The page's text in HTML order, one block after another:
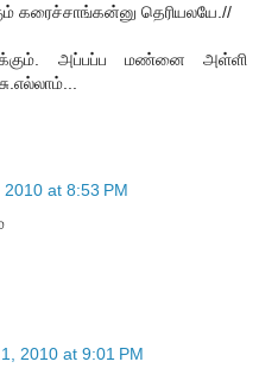
கரைச்சாங்கன்னு தெரியலயே.//
அப்பப்ப மண்னை அள்ளி
at 8:53 PM
2010 at 9:01 PM